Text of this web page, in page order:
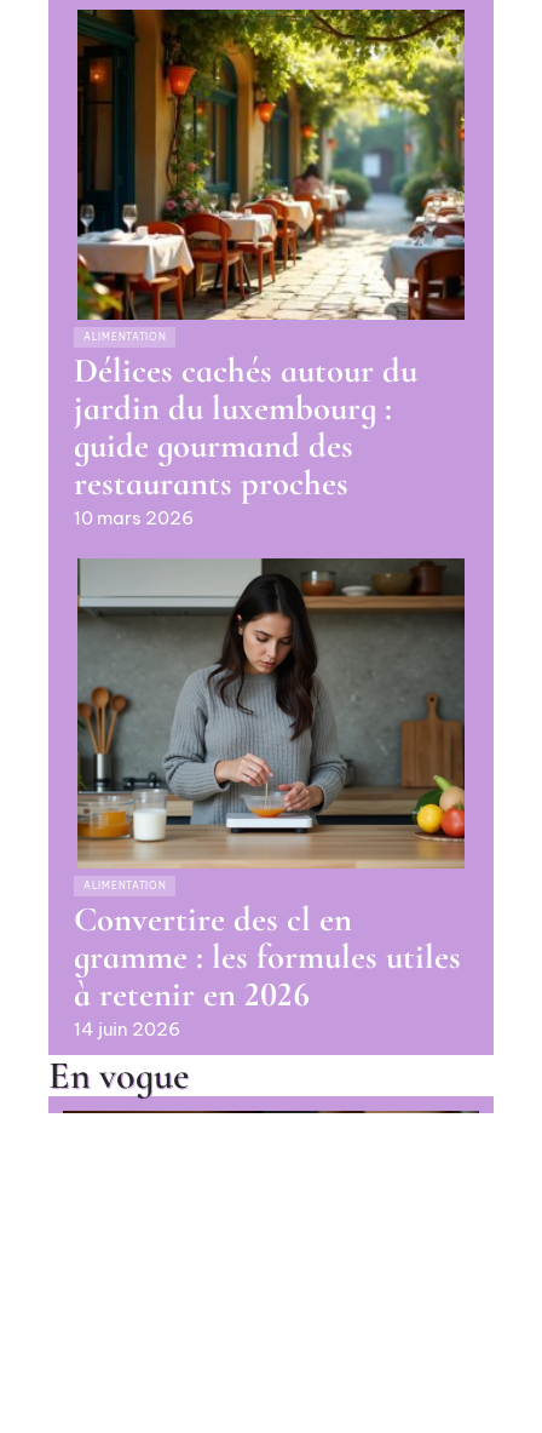
ALIMENTATION
Délices cachés autour du
jardin du luxembourg :
guide gourmand des
restaurants proches
10 mars 2026
ALIMENTATION
Convertire des cl en
gramme : les formules utiles
à retenir en 2026
14 juin 2026
En vogue